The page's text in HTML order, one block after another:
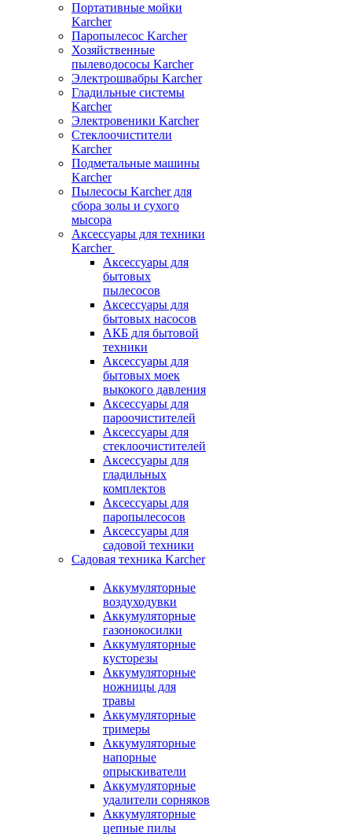
Портативные мойки
Karcher
Паропылесос Karcher
Хозяйственные
пылеводососы Karcher
Электрошвабры Karcher
Гладильные системы
Karcher
Электровеники Karcher
Стеклоочистители
Karcher
Подметальные машины
Karcher
Пылесосы Karcher для
сбора золы и сухого
мысора
Аксессуары для техники
Karcher
Аксессуары для
бытовых
пылесосов
Аксессуары для
бытовых насосов
АКБ для бытовой
техники
Аксессуары для
бытовых моек
выкокого давления
Аксессуары для
пароочистителей
Аксессуары для
стеклоочистителей
Аксессуары для
гладильных
комплектов
Аксессуары для
паропылесосов
Аксессуары для
садовой техники
Садовая техника Karcher
Аккумуляторные
воздуходувки
Аккумуляторные
газонокосилки
Аккумуляторные
кусторезы
Аккумуляторные
ножницы для
травы
Аккумуляторные
тримеры
Аккумуляторные
напорные
опрыскиватели
Аккумуляторные
удалители сорняков
Аккумуляторные
цепные пилы